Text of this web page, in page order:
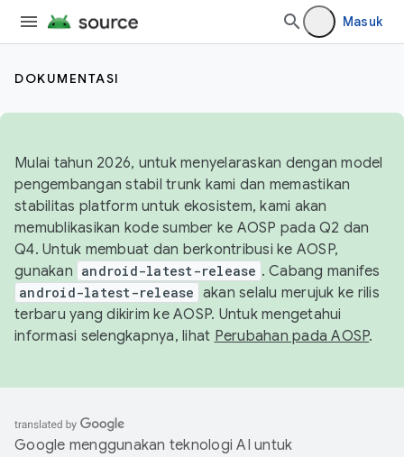
Masuk
DOKUMENTASI
Mulai tahun 2026, untuk menyelaraskan dengan model
pengembangan stabil trunk kami dan memastikan
stabilitas platform untuk ekosistem, kami akan
memublikasikan kode sumber ke AOSP pada Q2 dan
Q4. Untuk membuat dan berkontribusi ke AOSP,
gunakan android-latest-release . Cabang manifes
android-latest-release akan selalu merujuk ke rilis
terbaru yang dikirim ke AOSP. Untuk mengetahui
informasi selengkapnya, lihat Perubahan pada AOSP.
Google menggunakan teknologi AI untuk